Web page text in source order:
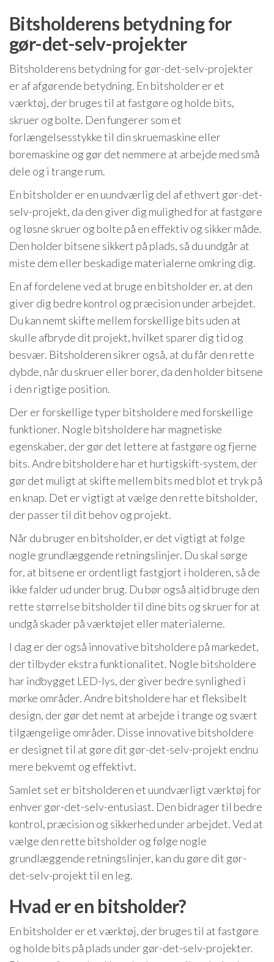
Bitsholderens betydning for
gør-det-selv-projekter
Bitsholderens betydning for gør-det-selv-projekter
er af afgørende betydning. En bitsholder er et
værktøj, der bruges til at fastgøre og holde bits,
skruer og bolte. Den fungerer som et
forlængelsesstykke til din skruemaskine eller
boremaskine og gør det nemmere at arbejde med små
dele og i trange rum.
En bitsholder er en uundværlig del af ethvert gør-det-
selv-projekt, da den giver dig mulighed for at fastgøre
og løsne skruer og bolte på en effektiv og sikker måde.
Den holder bitsene sikkert på plads, så du undgår at
miste dem eller beskadige materialerne omkring dig.
En af fordelene ved at bruge en bitsholder er, at den
giver dig bedre kontrol og præcision under arbejdet.
Du kan nemt skifte mellem forskellige bits uden at
skulle afbryde dit projekt, hvilket sparer dig tid og
besvær. Bitsholderen sikrer også, at du får den rette
dybde, når du skruer eller borer, da den holder bitsene
i den rigtige position.
Der er forskellige typer bitsholdere med forskellige
funktioner. Nogle bitsholdere har magnetiske
egenskaber, der gør det lettere at fastgøre og fjerne
bits. Andre bitsholdere har et hurtigskift-system, der
gør det muligt at skifte mellem bits med blot et tryk på
en knap. Det er vigtigt at vælge den rette bitsholder,
der passer til dit behov og projekt.
Når du bruger en bitsholder, er det vigtigt at følge
nogle grundlæggende retningslinjer. Du skal sørge
for, at bitsene er ordentligt fastgjort i holderen, så de
ikke falder ud under brug. Du bør også altid bruge den
rette størrelse bitsholder til dine bits og skruer for at
undgå skader på værktøjet eller materialerne.
I dag er der også innovative bitsholdere på markedet,
der tilbyder ekstra funktionalitet. Nogle bitsholdere
har indbygget LED-lys, der giver bedre synlighed i
mørke områder. Andre bitsholdere har et fleksibelt
design, der gør det nemt at arbejde i trange og svært
tilgængelige områder. Disse innovative bitsholdere
er designet til at gøre dit gør-det-selv-projekt endnu
mere bekvemt og effektivt.
Samlet set er bitsholderen et uundværligt værktøj for
enhver gør-det-selv-entusiast. Den bidrager til bedre
kontrol, præcision og sikkerhed under arbejdet. Ved at
vælge den rette bitsholder og følge nogle
grundlæggende retningslinjer, kan du gøre dit gør-
det-selv-projekt til en leg.
Hvad er en bitsholder?
En bitsholder er et værktøj, der bruges til at fastgøre
og holde bits på plads under gør-det-selv-projekter.